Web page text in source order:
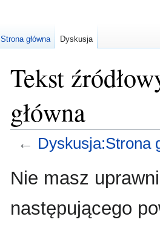
Tekst
główna
← Dyskusja:Strona
Przejdź
do
Przejdź
do
Nie masz
następującego
Strona główna Dyskusja